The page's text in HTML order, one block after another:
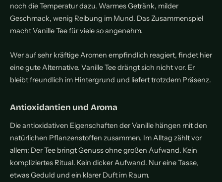
noch die Temperatur dazu. Warmes Getränk, milder
Geschmack, wenig Reibung im Mund. Das Zusammenspiel
macht Vanille Tee für viele so angenehm.
Wer auf sehr kräftige Aromen empfindlich reagiert, findet hier
eine gute Alternative. Vanille Tee drängt sich nicht vor. Er
bleibt freundlich im Hintergrund und liefert trotzdem Präsenz.
Antioxidantien und Aroma
Die antioxidativen Eigenschaften der Vanille hängen mit den
natürlichen Pflanzenstoffen zusammen. Im Alltag zählt vor
allem: Der Tee bringt Genuss ohne großen Aufwand. Kein
kompliziertes Ritual. Kein dicker Aufwand. Nur eine Tasse,
etwas Geduld und ein klarer Duft im Raum.